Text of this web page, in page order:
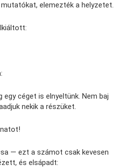
elemezték a helyzetet.
egy céget is elnyeltünk. Nem baj
nekik a részüket.
— ezt a számot csak kevesen
és elsápadt: